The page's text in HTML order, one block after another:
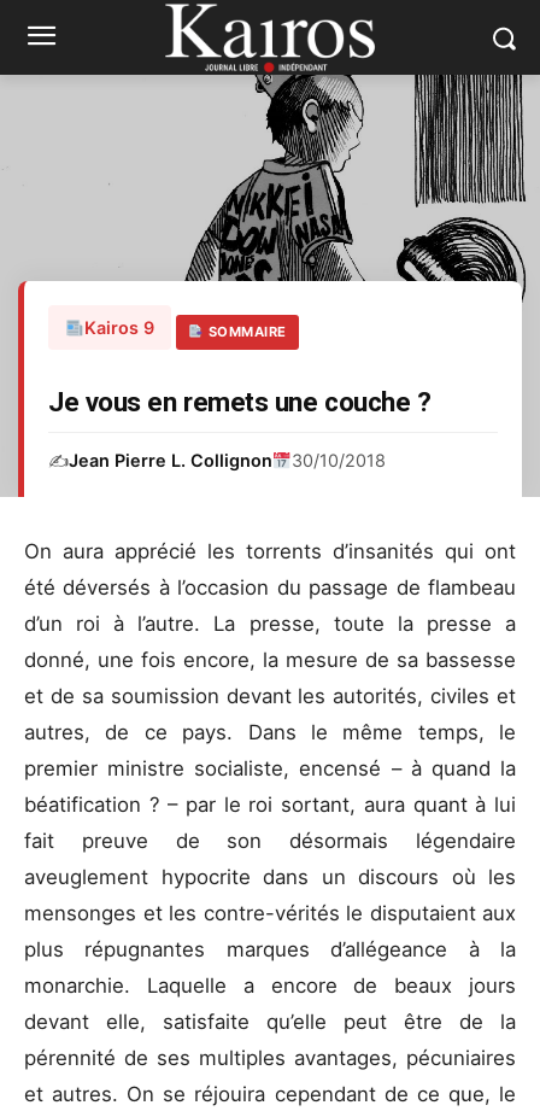
Kairos 9 SOMMAIRE
Je vous en remets une couche ?
✍️Jean Pierre L. Collignon 30/10/2018
On aura apprécié les torrents d’insanités qui ont
été déversés à l’occasion du passage de flambeau
d’un roi à l’autre. La presse, toute la presse a
donné, une fois encore, la mesure de sa bassesse
et de sa soumission devant les autorités, civiles et
autres, de ce pays. Dans le même temps, le
premier ministre socialiste, encensé – à quand la
béatification ? – par le roi sortant, aura quant à lui
fait preuve de son désormais légendaire
aveuglement hypocrite dans un discours où les
mensonges et les contre-vérités le disputaient aux
plus répugnantes marques d’allégeance à la
monarchie. Laquelle a encore de beaux jours
devant elle, satisfaite qu’elle peut être de la
pérennité de ses multiples avantages, pécuniaires
et autres. On se réjouira cependant de ce que, le